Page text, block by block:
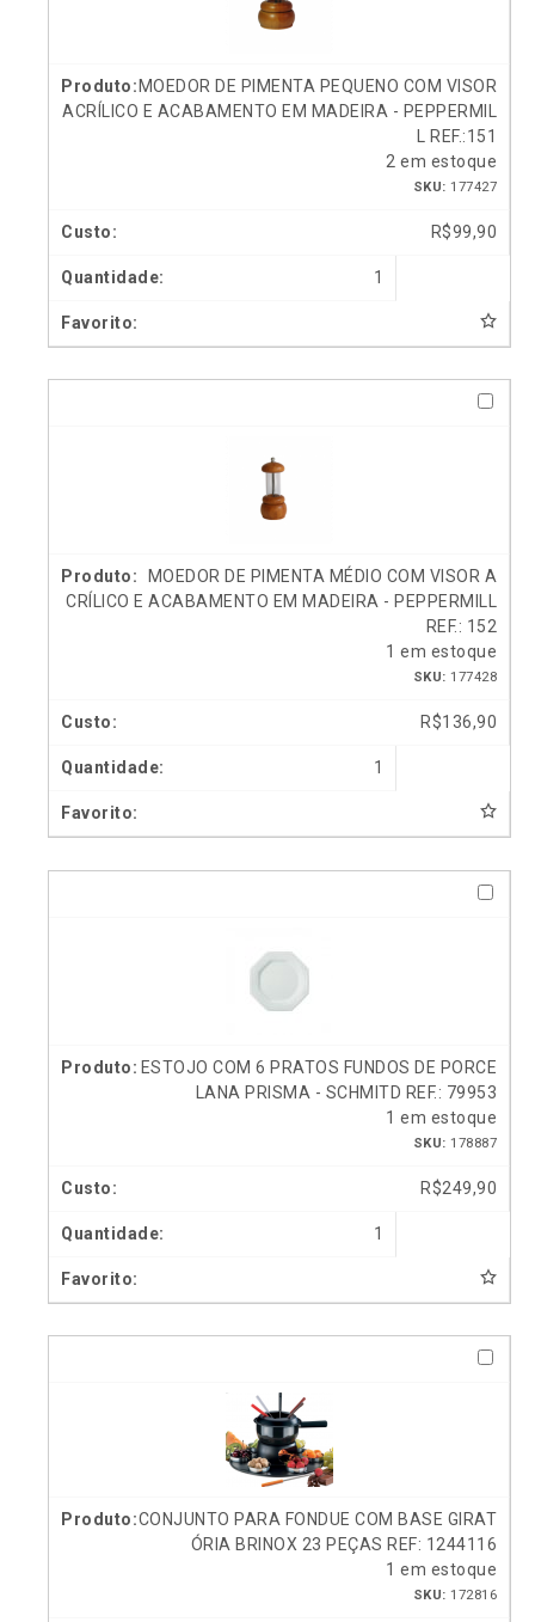
MOEDOR DE PIMENTA PEQUENO COM VISOR
ACRÍLICO E ACABAMENTO EM MADEIRA - PEPPERMIL
L REF.:151
2 em estoque
SKU: 177427
R$99,90
1
MOEDOR DE PIMENTA MÉDIO COM VISOR A
CRÍLICO E ACABAMENTO EM MADEIRA - PEPPERMILL
REF.: 152
1 em estoque
SKU: 177428
R$136,90
1
ESTOJO COM 6 PRATOS FUNDOS DE PORCE
LANA PRISMA - SCHMITD REF.: 79953
1 em estoque
SKU: 178887
R$249,90
1
CONJUNTO PARA FONDUE COM BASE GIRAT
ÓRIA BRINOX 23 PEÇAS REF: 1244116
1 em estoque
SKU: 172816